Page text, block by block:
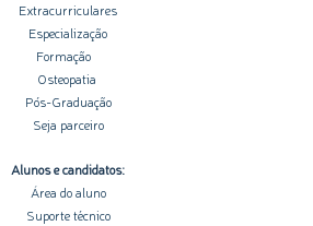
Extracurriculares
Especialização
Formação
Osteopatia
Pós-Graduação
Seja parceiro
Alunos e candidatos:
Área do aluno
Suporte técnico